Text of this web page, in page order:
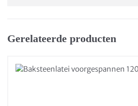
Gerelateerde producten